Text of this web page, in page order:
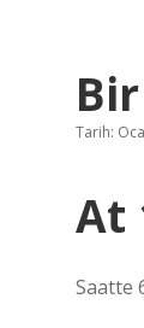
Tarih:
At
Saatte